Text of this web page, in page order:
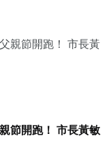
節開跑！ 市長黃敏